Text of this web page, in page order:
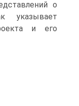
о
указывает
и его